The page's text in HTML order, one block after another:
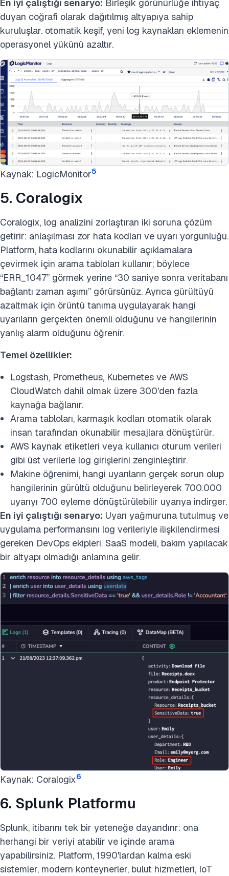
En iyi çalıştığı senaryo: Birleşik görünürlüğe ihtiyaç
duyan coğrafi olarak dağıtılmış altyapıya sahip
kuruluşlar. otomatik keşif, yeni log kaynakları eklemenin
operasyonel yükünü azaltır.
Kaynak: LogicMonitor5
5. Coralogix
Coralogix, log analizini zorlaştıran iki soruna çözüm
getirir: anlaşılması zor hata kodları ve uyarı yorgunluğu.
Platform, hata kodlarını okunabilir açıklamalara
çevirmek için arama tabloları kullanır; böylece
“ERR_1047” görmek yerine “30 saniye sonra veritabanı
bağlantı zaman aşımı” görürsünüz. Ayrıca gürültüyü
azaltmak için örüntü tanıma uygulayarak hangi
uyarıların gerçekten önemli olduğunu ve hangilerinin
yanlış alarm olduğunu öğrenir.
Temel özellikler:
Logstash, Prometheus, Kubernetes ve AWS
CloudWatch dahil olmak üzere 300'den fazla
kaynağa bağlanır.
Arama tabloları, karmaşık kodları otomatik olarak
insan tarafından okunabilir mesajlara dönüştürür.
AWS kaynak etiketleri veya kullanıcı oturum verileri
gibi üst verilerle log girişlerini zenginleştirir.
Makine öğrenimi, hangi uyarıların gerçek sorun olup
hangilerinin gürültü olduğunu belirleyerek 700.000
uyarıyı 700 eyleme dönüştürülebilir uyarıya indirger.
En iyi çalıştığı senaryo: Uyarı yağmuruna tutulmuş ve
uygulama performansını log verileriyle ilişkilendirmesi
gereken DevOps ekipleri. SaaS modeli, bakım yapılacak
bir altyapı olmadığı anlamına gelir.
Kaynak: Coralogix6
6. Splunk Platformu
Splunk, itibarını tek bir yeteneğe dayandırır: ona
herhangi bir veriyi atabilir ve içinde arama
yapabilirsiniz. Platform, 1990'lardan kalma eski
sistemler, modern konteynerler, bulut hizmetleri, IoT